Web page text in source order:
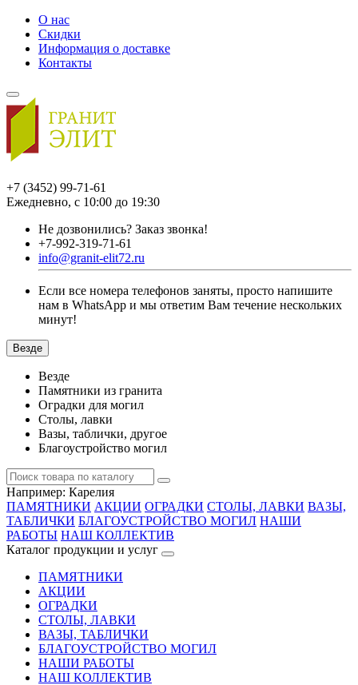
О нас
Скидки
Информация о доставке
Контакты
+7 (3452) 99-71-61
Ежедневно, с 10:00 до 19:30
Не дозвонились? Заказ звонка!
+7-992-319-71-61
info@granit-elit72.ru
Если все номера телефонов заняты, просто напишите
нам в WhatsApp и мы ответим Вам течение нескольких
минут!
Везде
Везде
Памятники из гранита
Оградки для могил
Столы, лавки
Вазы, таблички, другое
Благоустройство могил
Например: Карелия
ПАМЯТНИКИ АКЦИИ ОГРАДКИ СТОЛЫ, ЛАВКИ ВАЗЫ,
ТАБЛИЧКИ БЛАГОУСТРОЙСТВО МОГИЛ НАШИ
РАБОТЫ НАШ КОЛЛЕКТИВ
Каталог продукции и услуг
ПАМЯТНИКИ
АКЦИИ
ОГРАДКИ
СТОЛЫ, ЛАВКИ
ВАЗЫ, ТАБЛИЧКИ
БЛАГОУСТРОЙСТВО МОГИЛ
НАШИ РАБОТЫ
НАШ КОЛЛЕКТИВ